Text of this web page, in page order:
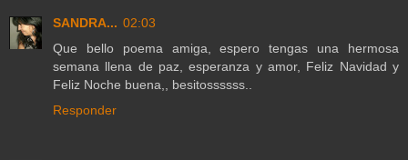
SANDRA... 02:03
Que bello poema amiga, espero tengas una hermosa
semana llena de paz, esperanza y amor, Feliz Navidad y
Feliz Noche buena,, besitossssss..
Responder